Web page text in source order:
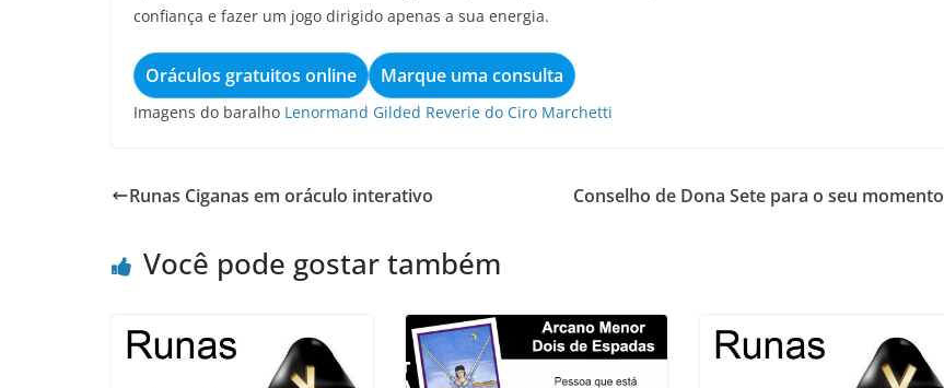
confiança e fazer um jogo dirigido apenas a sua energia.
Oráculos gratuitos online Marque uma consulta
Imagens do baralho Lenormand Gilded Reverie do Ciro Marchetti
Runas Ciganas em oráculo interativo Conselho de Dona Sete para o seu momento
Você pode gostar também